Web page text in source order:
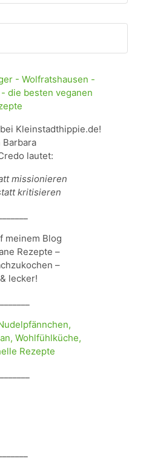
Kleinstadthippie.de!
Barbara
lautet:
missionieren
kritisieren
meinem Blog
Rezepte –
–
lecker!